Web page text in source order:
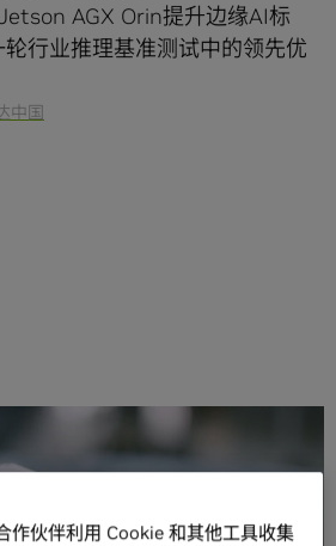
AGX Orin提升边缘AI标
行业推理基准测试中的领先优
中国
作伙伴利用 Cookie 和其他工具收集